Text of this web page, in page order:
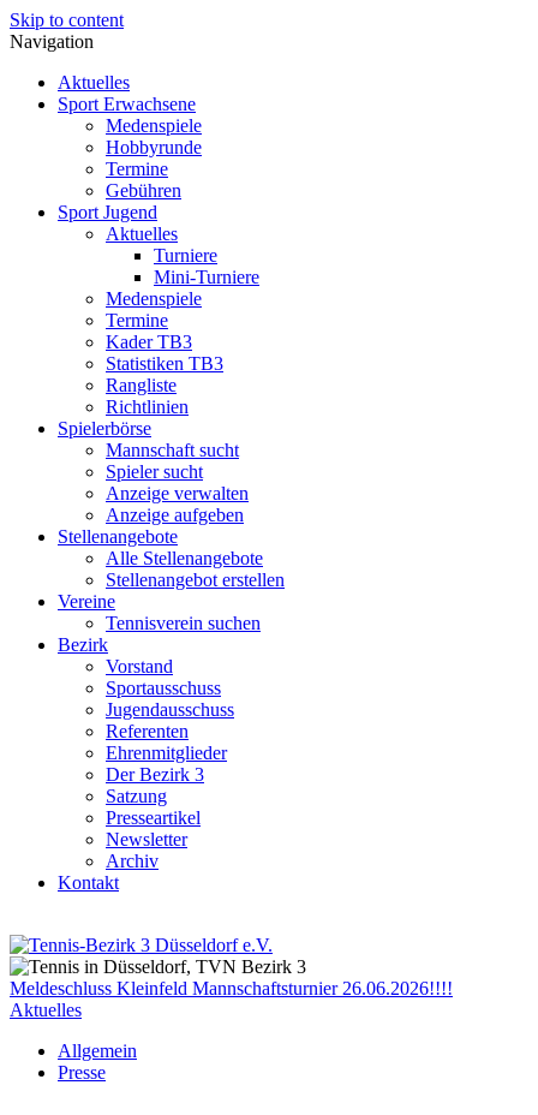
Skip to content
Navigation
Aktuelles
Sport Erwachsene
Medenspiele
Hobbyrunde
Termine
Gebühren
Sport Jugend
Aktuelles
Turniere
Mini-Turniere
Medenspiele
Termine
Kader TB3
Statistiken TB3
Rangliste
Richtlinien
Spielerbörse
Mannschaft sucht
Spieler sucht
Anzeige verwalten
Anzeige aufgeben
Stellenangebote
Alle Stellenangebote
Stellenangebot erstellen
Vereine
Tennisverein suchen
Bezirk
Vorstand
Sportausschuss
Jugendausschuss
Referenten
Ehrenmitglieder
Der Bezirk 3
Satzung
Presseartikel
Newsletter
Archiv
Kontakt
Meldeschluss Kleinfeld Mannschaftsturnier 26.06.2026!!!!
Aktuelles
Allgemein
Presse